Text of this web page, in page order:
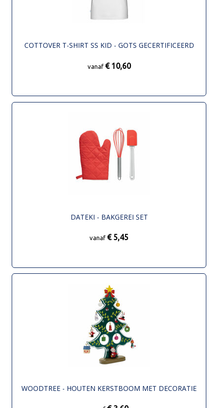
COTTOVER T-SHIRT SS KID - GOTS GECERTIFICEERD
vanaf € 10,60
DATEKI - BAKGEREI SET
vanaf € 5,45
WOODTREE - HOUTEN KERSTBOOM MET DECORATIE